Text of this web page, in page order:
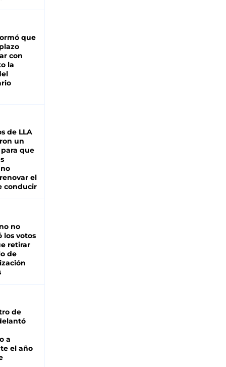
que
con
la
de LLA
un
que
el
conducir
no
los votos
retirar
de
de
a
el año